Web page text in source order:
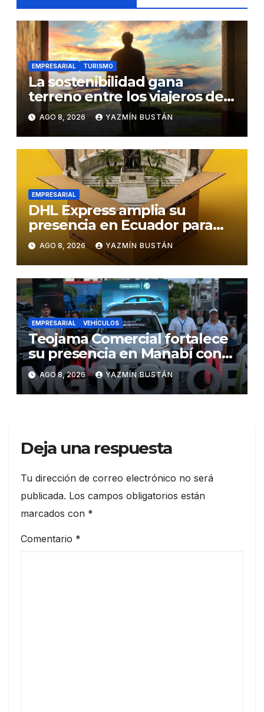
EMPRESARIAL TURISMO
La sostenibilidad gana
terreno entre los viajeros de
negocios
AGO 8, 2026 YAZMÍN BUSTÁN
EMPRESARIAL
DHL Express amplia su
presencia en Ecuador para
responder al crecimiento de
las exportaciones
AGO 8, 2026 YAZMÍN BUSTÁN
EMPRESARIAL VEHÍCULOS
Teojama Comercial fortalece
su presencia en Manabí con
una apuesta por la movilidad
híbrida y eléctrica durante
ExpoAuto del Pacífico 2026
AGO 8, 2026 YAZMÍN BUSTÁN
Deja una respuesta
Tu dirección de correo electrónico no será
publicada. Los campos obligatorios están
marcados con *
Comentario *